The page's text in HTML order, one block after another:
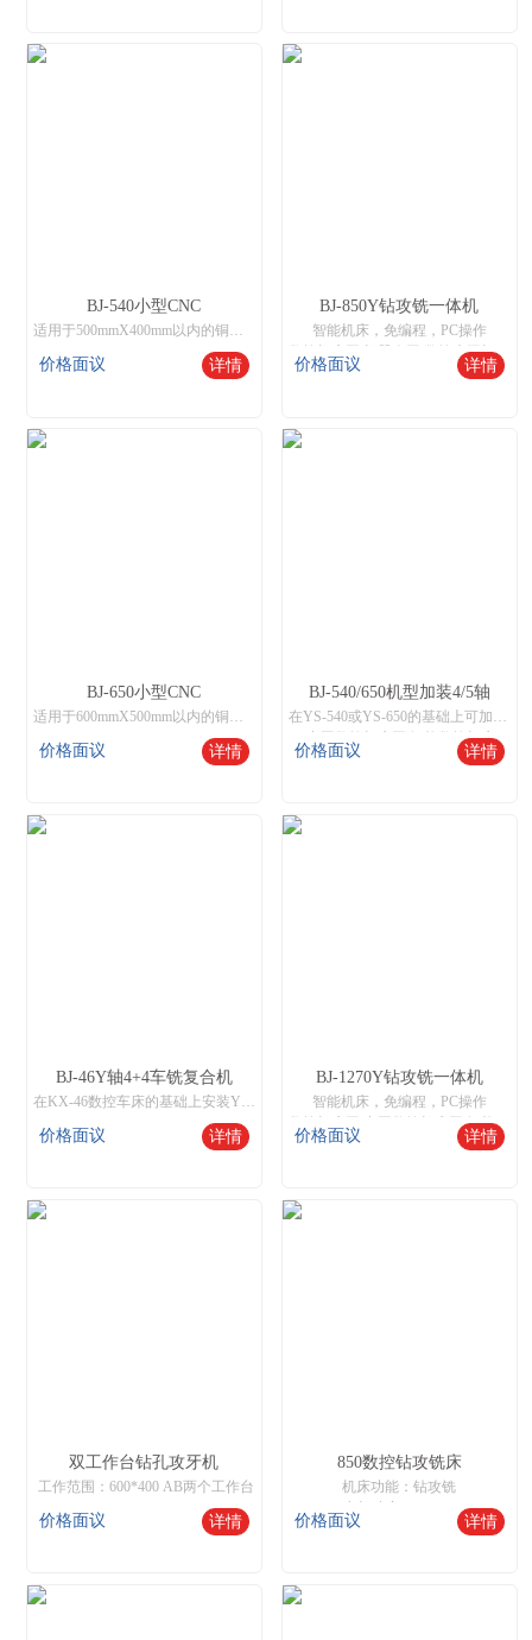
BJ-540小型CNC
适用于500mmX400mm以内的铜、铁、铝、不锈钢工件进行8工位加工，操作与市场通用加工中心兼容，支持钻孔、攻牙、铣削，雕刻等功能。
价格面议 详情
BJ-850Y钻攻铣一体机
智能机床，免编程，PC操作
数控机床网,机器人网,数控木工机床厂家
价格面议 详情
BJ-650小型CNC
价格面议 详情
BJ-540/650机型加装4/5轴
中国数控机床网,智能数控机床
价格面议 详情
BJ-46Y轴4+4车铣复合机
价格面议 详情
BJ-1270Y钻攻铣一体机
智能机床，免编程，PC操作
数控机床网,中国数控机床网,智能数控机床
价格面议 详情
双工作台钻孔攻牙机
工作范围：600*400 AB两个工作台
主轴钻速：0~5000r/min
价格面议 详情
850数控钻攻铣床
机床功能：钻攻铣
电机功率：6.8KW
有效行程：600*500*400
价格面议 详情